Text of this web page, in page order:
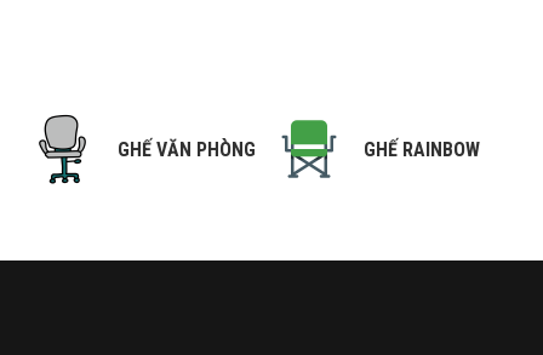
GHẾ VĂN PHÒNG GHẾ RAINBOW